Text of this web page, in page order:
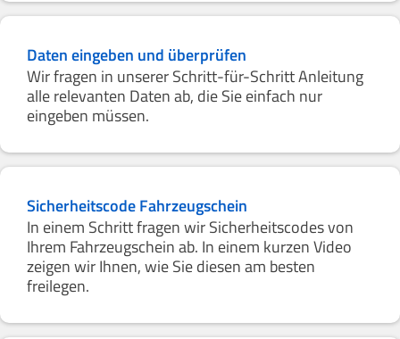
Daten eingeben und überprüfen
Wir fragen in unserer Schritt-für-Schritt Anleitung
alle relevanten Daten ab, die Sie einfach nur
eingeben müssen.
Sicherheitscode Fahrzeugschein
In einem Schritt fragen wir Sicherheitscodes von
Ihrem Fahrzeugschein ab. In einem kurzen Video
zeigen wir Ihnen, wie Sie diesen am besten
freilegen.